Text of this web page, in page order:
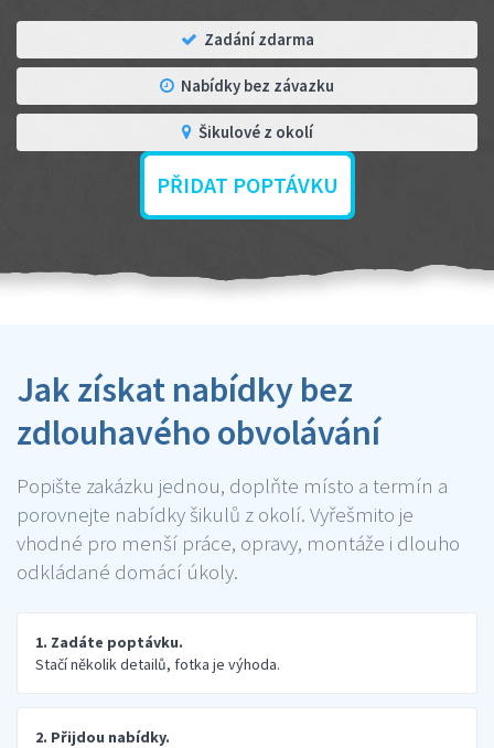
Zadání zdarma
Nabídky bez závazku
Šikulové z okolí
PŘIDAT POPTÁVKU
Jak získat nabídky bez
zdlouhavého obvolávání
Popište zakázku jednou, doplňte místo a termín a
porovnejte nabídky šikulů z okolí. Vyřešmito je
vhodné pro menší práce, opravy, montáže i dlouho
odkládané domácí úkoly.
1. Zadáte poptávku.
Stačí několik detailů, fotka je výhoda.
2. Přijdou nabídky.